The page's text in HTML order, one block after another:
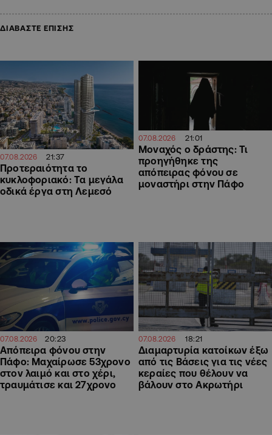
ΔΙΑΒΑΣΤΕ ΕΠΙΣΗΣ
07.08.2026 21:37
Προτεραιότητα το
κυκλοφοριακό: Τα μεγάλα
οδικά έργα στη Λεμεσό
07.08.2026 21:01
Μοναχός ο δράστης: Τι
προηγήθηκε της
απόπειρας φόνου σε
μοναστήρι στην Πάφο
07.08.2026 20:23
Απόπειρα φόνου στην
Πάφο: Μαχαίρωσε 53χρονο
στον λαιμό και στο χέρι,
τραυμάτισε και 27χρονο
07.08.2026 18:21
Διαμαρτυρία κατοίκων έξω
από τις Βάσεις για τις νέες
κεραίες που θέλουν να
βάλουν στο Ακρωτήρι